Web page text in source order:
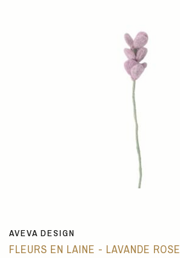
AVEVA DESIGN
FLEURS EN LAINE - LAVANDE ROSE